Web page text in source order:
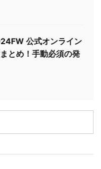
公式オンライン
とめ！手動必須の発